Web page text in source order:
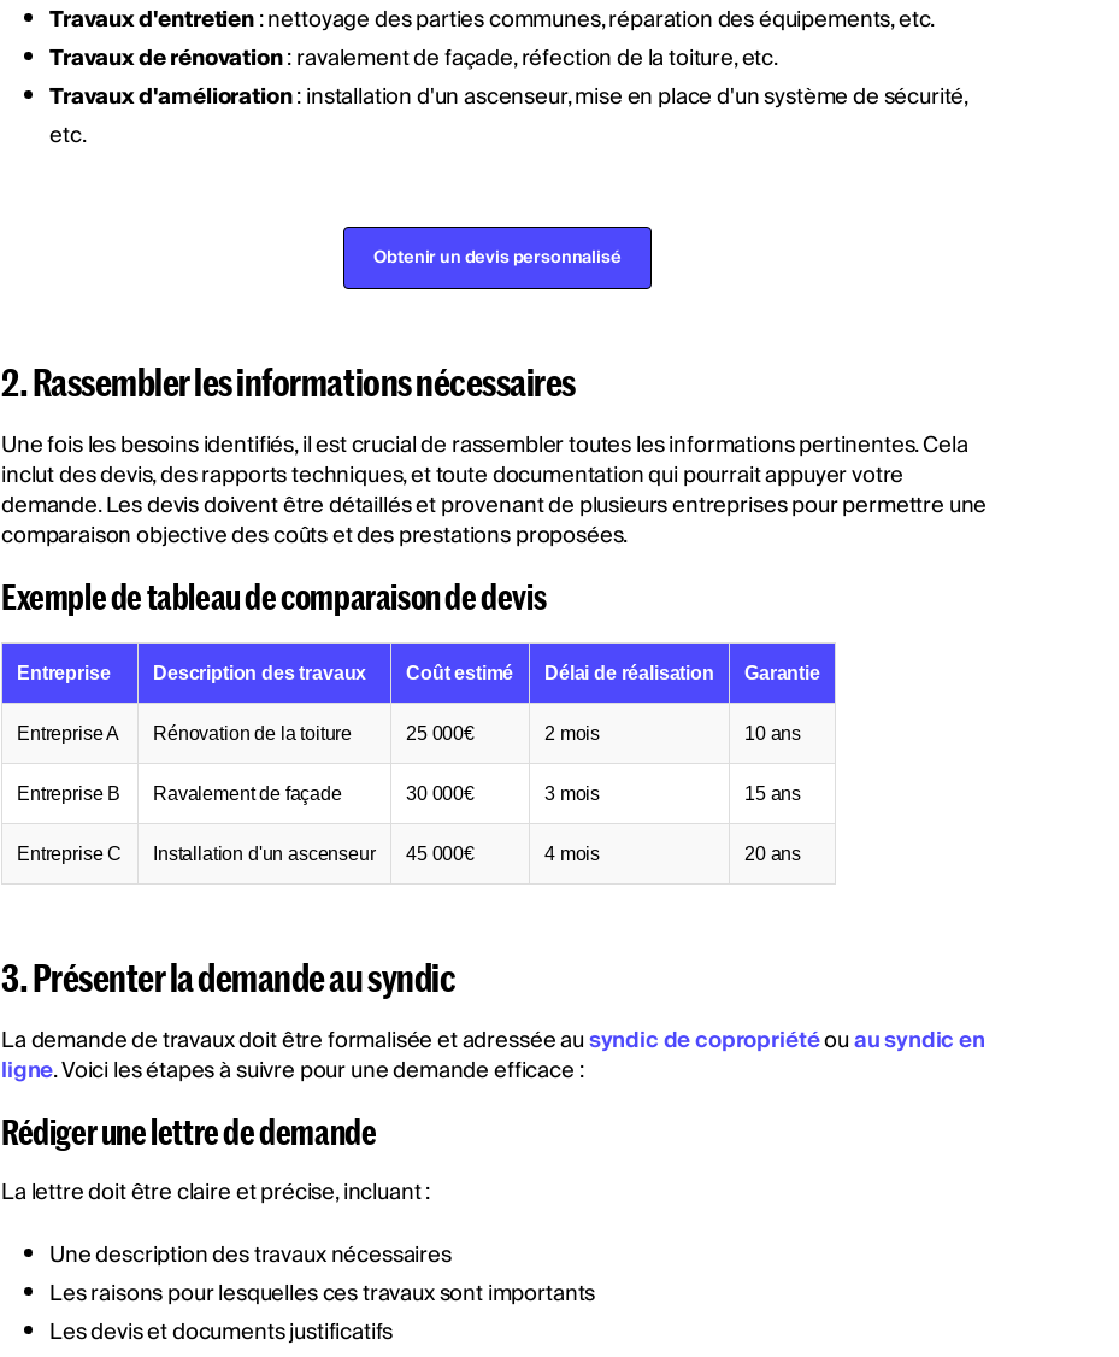
Travaux d'entretien: nettoyage des parties communes, réparation des équipements, etc.
Travaux de rénovation: ravalement de façade, réfection de la toiture, etc.
Travaux d'amélioration: installation d'un ascenseur, mise en place d'un système de sécurité,
etc.
Obtenir un devis personnalisé
2. Rassembler les informations nécessaires
Une fois les besoins identifiés, il est crucial de rassembler toutes les informations pertinentes. Cela
inclut des devis, des rapports techniques, et toute documentation qui pourrait appuyer votre
demande. Les devis doivent être détaillés et provenant de plusieurs entreprises pour permettre une
comparaison objective des coûts et des prestations proposées.
Exemple de tableau de comparaison de devis
Entreprise Description des travaux Coût estimé Délai de réalisation Garantie
Entreprise A Rénovation de la toiture 25 000€ 2 mois 10 ans
Entreprise B Ravalement de façade 30 000€ 3 mois 15 ans
Entreprise C Installation d'un ascenseur 45 000€ 4 mois 20 ans
3. Présenter la demande au syndic
La demande de travaux doit être formalisée et adressée ausyndic de copropriétéouau syndic en
ligne. Voici les étapes à suivre pour une demande efficace :
Rédiger une lettre de demande
La lettre doit être claire et précise, incluant :
Une description des travaux nécessaires
Les raisons pour lesquelles ces travaux sont importants
Les devis et documents justificatifs